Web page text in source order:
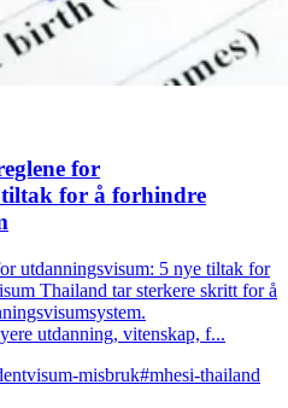
for
for å forhindre
utdanningsvisum: 5 nye tiltak for
Thailand tar sterkere skritt for å
utdanning, vitenskap, f...
misbruk#mhesi-thailand